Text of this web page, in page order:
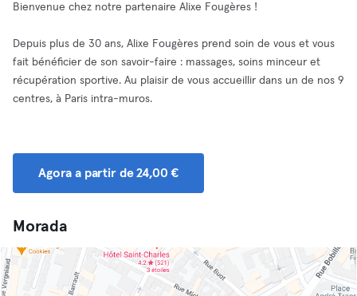
Bienvenue chez notre partenaire Alixe Fougères !
Depuis plus de 30 ans, Alixe Fougères prend soin de vous et vous
fait bénéficier de son savoir-faire : massages, soins minceur et
récupération sportive. Au plaisir de vous accueillir dans un de nos 9
centres, à Paris intra-muros.
Agora a partir de 24,00 €
Morada